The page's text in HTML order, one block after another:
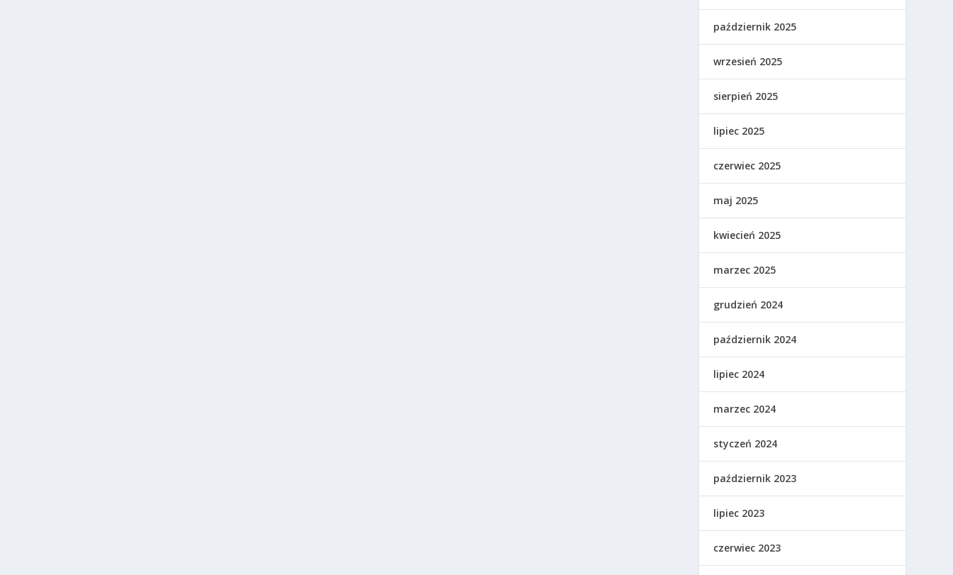
październik 2025
wrzesień 2025
sierpień 2025
lipiec 2025
czerwiec 2025
maj 2025
kwiecień 2025
marzec 2025
grudzień 2024
październik 2024
lipiec 2024
marzec 2024
styczeń 2024
październik 2023
lipiec 2023
czerwiec 2023